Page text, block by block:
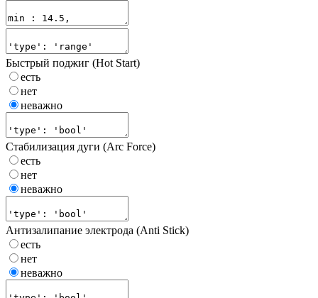
Быстрый поджиг (Hot Start)
есть
нет
неважно
Стабилизация дуги (Arc Force)
есть
нет
неважно
Антизалипание электрода (Anti Stick)
есть
нет
неважно